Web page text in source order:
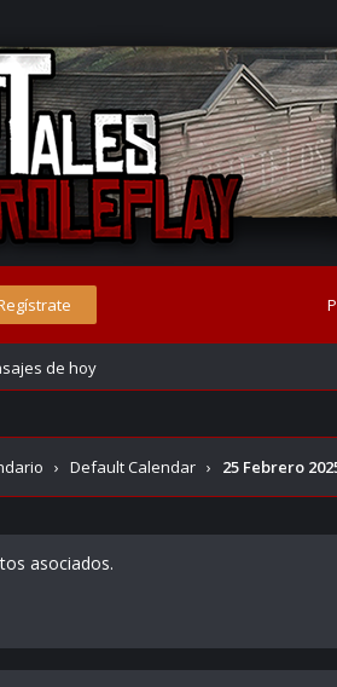
de hoy
› Default Calendar › 25 Febrero
asociados.